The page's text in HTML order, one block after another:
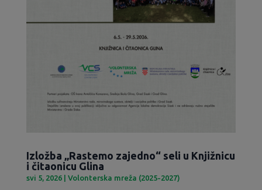
Izložba „Rastemo zajedno“ seli u Knjižnicu
i čitaonicu Glina
svi 5, 2026| Volonterska mreža (2025-2027)